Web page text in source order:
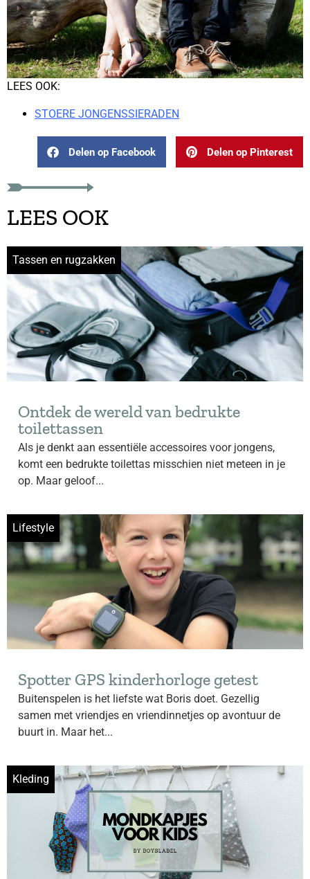
LEES OOK:
STOERE JONGENSSIERADEN
Delen op Facebook Delen op Pinterest
LEES OOK
Tassen en rugzakken
Ontdek de wereld van bedrukte
toilettassen
Als je denkt aan essentiële accessoires voor jongens,
komt een bedrukte toilettas misschien niet meteen in je
op. Maar geloof...
Lifestyle
Spotter GPS kinderhorloge getest
Buitenspelen is het liefste wat Boris doet. Gezellig
samen met vriendjes en vriendinnetjes op avontuur de
buurt in. Maar het...
Kleding